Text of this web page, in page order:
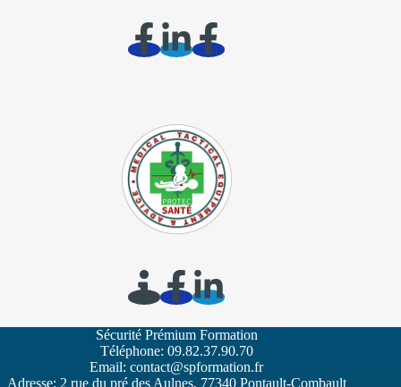
Sécurité Prémium Formation
Téléphone: 09.82.37.90.70
Email:contact@spformation.fr
Adresse: 2 rue du pré des Aulnes, 77340 Pontault-Combault